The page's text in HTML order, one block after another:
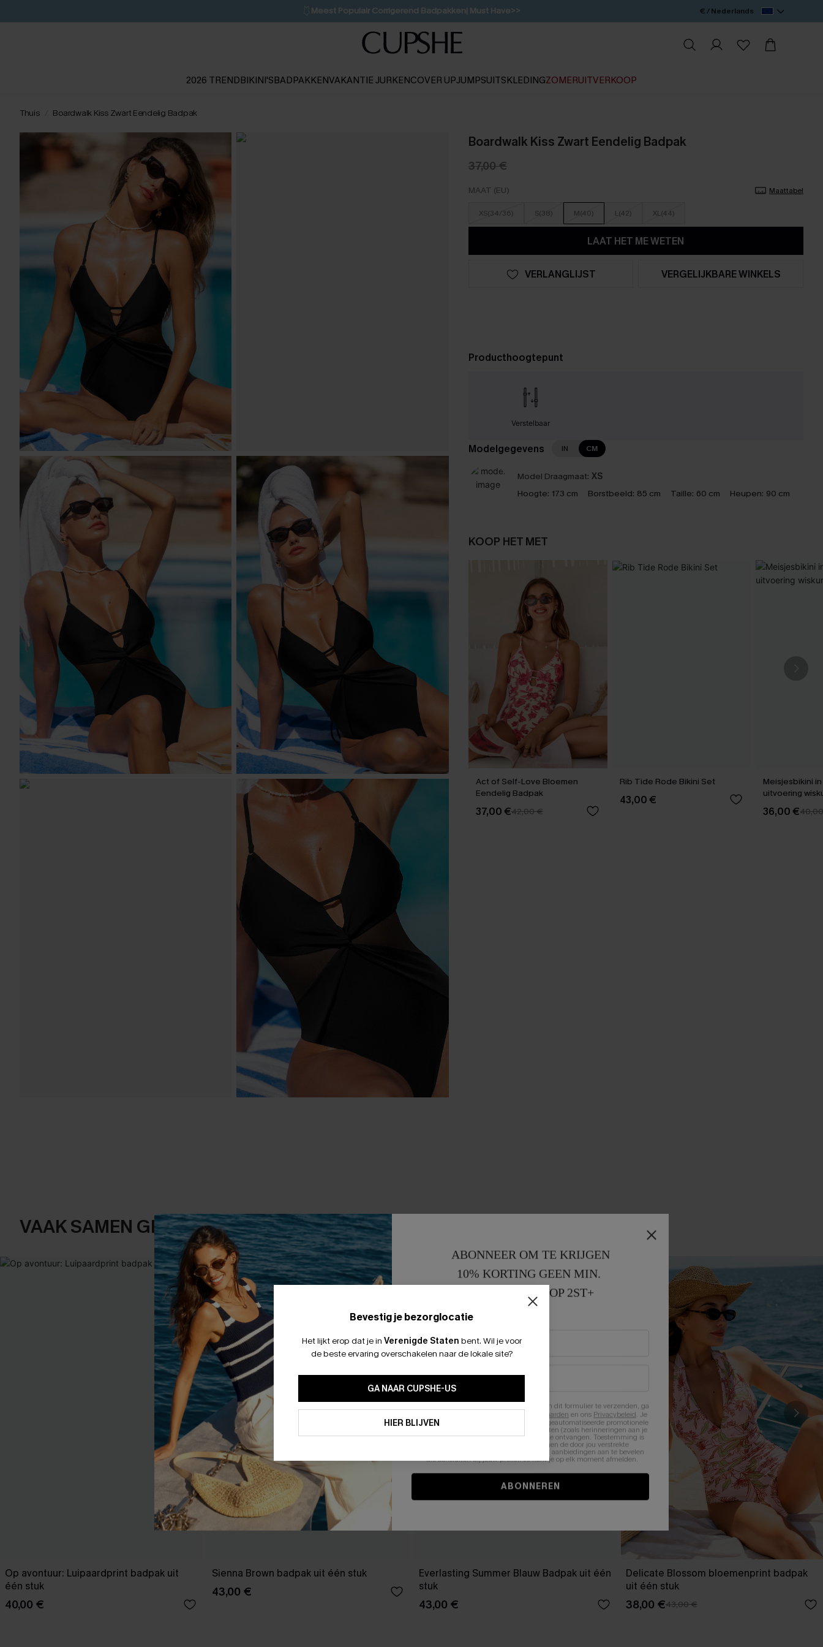
💌Abonneer je & ontvang tot 15% korting>>
Koop 3, krijg 15% korting | CODE: SW15
€ / Nederlands
2026 TRENDBIKINI'SBADPAKKENVAKANTIE JURKENCOVER UPJUMPSUITSKLEDINGZOMERUITVERKOOP
Thuis Boardwalk Kiss Zwart Eendelig Badpak
Boardwalk Kiss Zwart Eendelig Badpak
37,00 €
MAAT (EU) Maattabel
XS(34/36) S(38) M(40) L(42) XL(44)
LAAT HET ME WETEN
VERLANGLIJST VERGELIJKBARE WINKELS
Producthoogtepunt
Verstelbaar
Modelgegevens IN CM
Model Draagmaat: XS
Hoogte: 173 cm Borstbeeld: 85 cm Taille: 60 cm Heupen: 90 cm
KOOP HET MET
Act of Self-Love Bloemen
Eendelig Badpak
37,00 €42,00 €
Rib Tide Rode Bikini Set
43,00 €
Meisjesbikini
36,00 €
VAAK SAMEN GEKOCHT
Op avontuur: Luipaardprint badpak uit
één stuk
40,00 €
Sienna Brown badpak uit één stuk
43,00 €
Everlasting Summer Blauw Badpak uit één
stuk
43,00 €
Delicate Blossom bloemenprint badpak
uit één stuk
38,00 €43,00 €
Bevestig je bezorglocatie
Het lijkt erop dat je in Verenigde Staten bent. Wil je voor
de beste ervaring overschakelen naar de lokale site?
GA NAAR CUPSHE-US
HIER BLIJVEN
ABONNEER OM TE KRIJGEN
10% KORTING GEEN MIN.
15% KORTING OP 2ST+
Door je contactgegevens in te vullen en dit formulier te verzenden, ga
Algemene Voorwaarden en ons Privacybeleid. Je
stemt er tevens mee in om herhaalde geautomatiseerde promotionele
en gepersonaliseerde marketingberichten (zoals herinneringen aan je
winkelwagen) en e-mails van Cupshe te ontvangen. Toestemming is
niet vereist voor een aankoop. We kunnen de door jou verstrekte
informatie gebruiken om producten en aanbiedingen aan te bevelen
die aansluiten bij jouw profiel. Je kunt je op elk moment afmelden.
ABONNEREN